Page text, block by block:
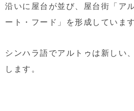
沿いに屋台が並び、屋台街「ア
ート・フード」を形成しています
シンハラ語でアルトゥは新しい
します。